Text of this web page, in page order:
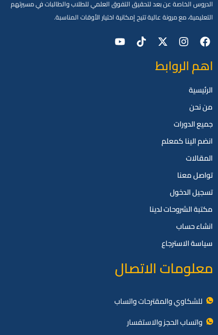
الدروس الخاصة عن بعد لتحقيق التفوق العلمي للطلاب والطالبات في مسيرتهم
التعليمية، مع مرونة عالية تتيح إمكانية اختيار الأوقات المناسبة.
اهم الروابط
الرئيسية
من نحن
جميع الدورات
انضم الينا كمعلم
المقالات
تواصل معنا
تسجيل الدخول
مكتبة الشروحات لدينا
انشاء حساب
سياسة الاسترجاع
معلومات الاتصال
للشكاوي والمقترحات واتساب
واتساب الحجز والاستفسار